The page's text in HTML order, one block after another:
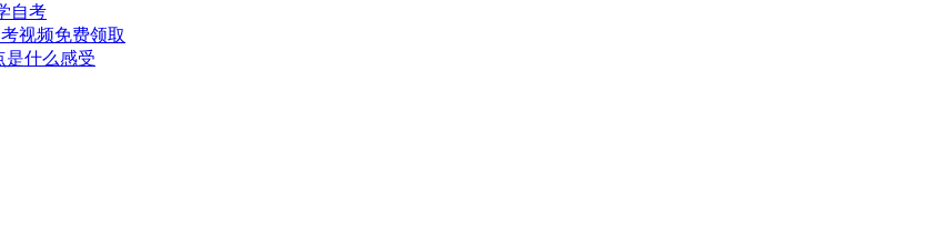
自考
是什么感受